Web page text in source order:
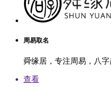
周易取名
舜缘居，专注周易，八字
查看